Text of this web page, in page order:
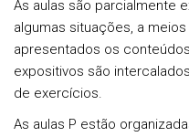
As aulas são parcialmente
algumas situações, a
apresentados os
expositivos são
de exercícios.
As aulas P estão